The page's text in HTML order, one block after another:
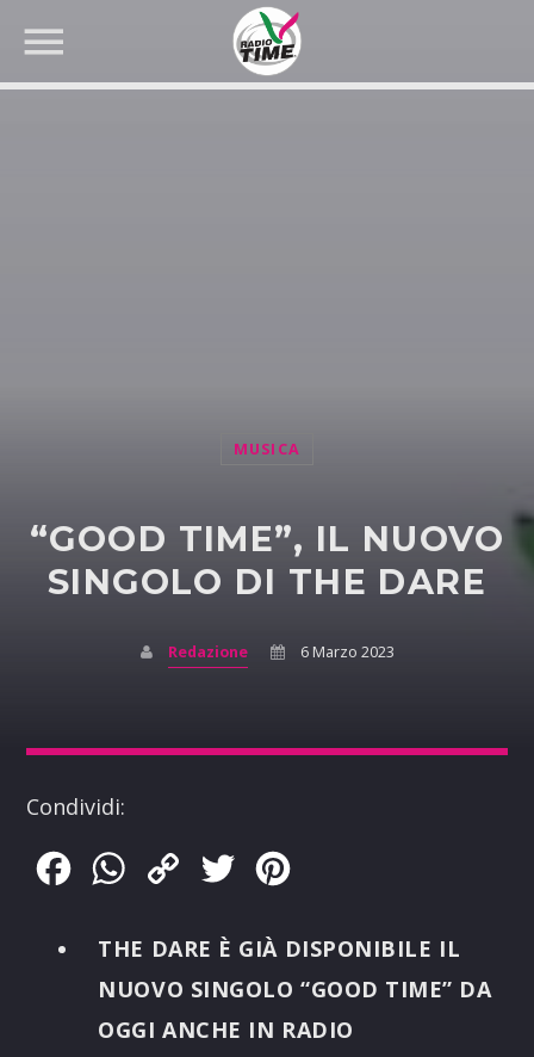
MUSICA
“GOOD TIME”, IL NUOVO
SINGOLO DI THE DARE
Redazione 6 Marzo 2023
Condividi:
FacebookWhatsApp
Copy
Twitter
THE DARE È GIÀ DISPONIBILE IL
NUOVO SINGOLO “GOOD TIME” DA
OGGI ANCHE IN RADIO